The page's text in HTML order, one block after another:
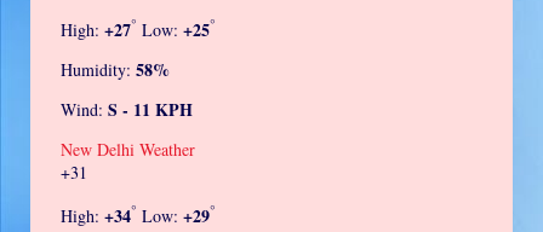
High: +27° Low: +25°
Humidity: 58%
Wind: S - 11 KPH
New Delhi Weather
+31
High: +34° Low: +29°